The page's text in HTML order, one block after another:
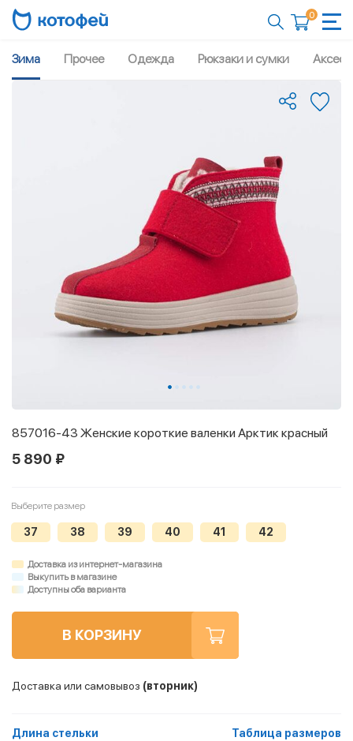
0
Зима Прочее Одежда Рюкзаки и сумки
857016-43 Женские короткие валенки Арктик красный
5 890 ₽
Выберите размер
37 38 39 40 41 42
Доставка из интернет-магазина
Выкупить в магазине
Доступны оба варианта
В КОРЗИНУ
Доставка или самовывоз (вторник)
Длина стельки Таблица размеров